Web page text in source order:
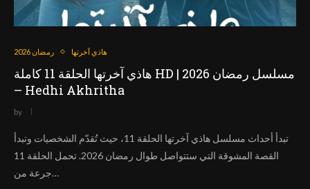
رمضان 2026 هاذي آخرتها
هاذي آخرتها الحلقة 11 كاملة HD | مسلسل رمضان 2026
– Hedhi Akhritha
by
تبدأ أحداث مسلسل هاذي آخرتها الحلقة 11، حيث تُقدّم الشخصيات وتبدأ
القصة المشوقة التي ستتواصل طوال رمضان 2026. تحمل الحلقة 11
جرعة من…